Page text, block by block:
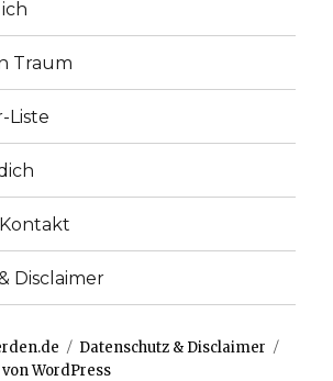
Traum
Liste
Disclaimer
Datenschutz & Disclaimer
WordPress